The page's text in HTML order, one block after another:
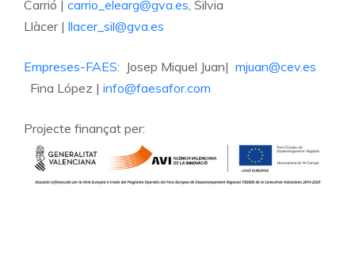
Carrió | carrio_elearg@gva.es , Silvia
Llàcer | llacer_sil@gva.es
Empreses-FAES: Josep Miquel Juan| mjuan@cev.es
Fina López | info@faesafor.com
Projecte finançat per: